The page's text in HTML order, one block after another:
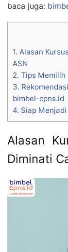
baca juga:
1. Alasan
ASN
2. Tips Memilih
3.
bimbel-cpns.id
4. Siap
Alasan
Diminati